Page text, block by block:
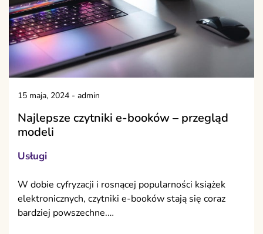
15 maja, 2024 - admin
Najlepsze czytniki e-booków – przegląd
modeli
Usługi
W dobie cyfryzacji i rosnącej popularności książek
elektronicznych, czytniki e-booków stają się coraz
bardziej powszechne.…